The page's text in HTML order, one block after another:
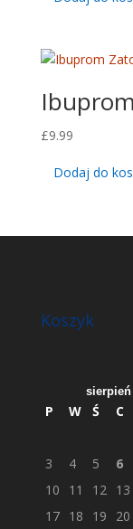
£9.99
Dodaj do
Koszyk
sierpień
P W Ś C
3
4 5 6
10
11 12 13
17 18 19 20